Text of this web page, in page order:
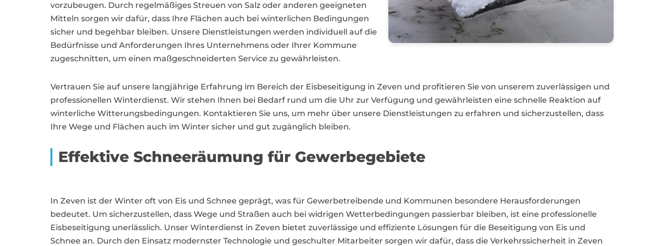
vorzubeugen. Durch regelmäßiges Streuen von Salz oder anderen geeigneten
Mitteln sorgen wir dafür, dass Ihre Flächen auch bei winterlichen Bedingungen
sicher und begehbar bleiben. Unsere Dienstleistungen werden individuell auf die
Bedürfnisse und Anforderungen Ihres Unternehmens oder Ihrer Kommune
zugeschnitten, um einen maßgeschneiderten Service zu gewährleisten.
Vertrauen Sie auf unsere langjährige Erfahrung im Bereich der Eisbeseitigung in Zeven und profitieren Sie von unserem zuverlässigen und
professionellen Winterdienst. Wir stehen Ihnen bei Bedarf rund um die Uhr zur Verfügung und gewährleisten eine schnelle Reaktion auf
winterliche Witterungsbedingungen. Kontaktieren Sie uns, um mehr über unsere Dienstleistungen zu erfahren und sicherzustellen, dass
Ihre Wege und Flächen auch im Winter sicher und gut zugänglich bleiben.
Effektive Schneeräumung für Gewerbegebiete
In Zeven ist der Winter oft von Eis und Schnee geprägt, was für Gewerbetreibende und Kommunen besondere Herausforderungen
bedeutet. Um sicherzustellen, dass Wege und Straßen auch bei widrigen Wetterbedingungen passierbar bleiben, ist eine professionelle
Eisbeseitigung unerlässlich. Unser Winterdienst in Zeven bietet zuverlässige und effiziente Lösungen für die Beseitigung von Eis und
Schnee an. Durch den Einsatz modernster Technologie und geschulter Mitarbeiter sorgen wir dafür, dass die Verkehrssicherheit in Zeven